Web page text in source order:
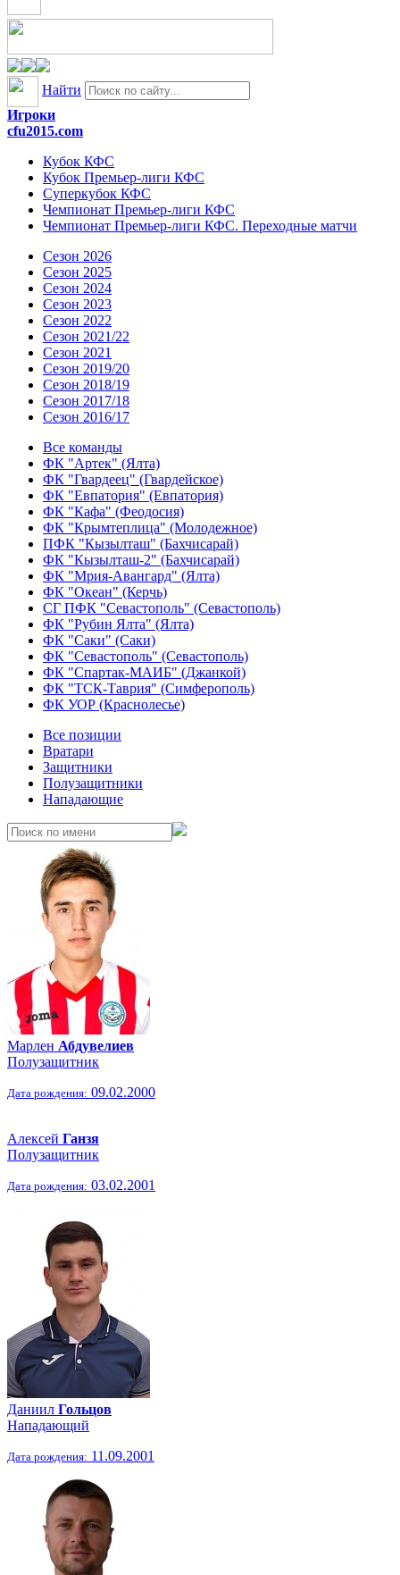
Найти
Игроки
cfu2015.com
Кубок КФС
Кубок Премьер-лиги КФС
Суперкубок КФС
Чемпионат Премьер-лиги КФС
Чемпионат Премьер-лиги КФС. Переходные матчи
Сезон 2026
Сезон 2025
Сезон 2024
Сезон 2023
Сезон 2022
Сезон 2021/22
Сезон 2021
Сезон 2019/20
Сезон 2018/19
Сезон 2017/18
Сезон 2016/17
Все команды
ФК "Артек" (Ялта)
ФК "Гвардеец" (Гвардейское)
ФК "Евпатория" (Евпатория)
ФК "Кафа" (Феодосия)
ФК "Крымтеплица" (Молодежное)
ПФК "Кызылташ" (Бахчисарай)
ФК "Кызылташ-2" (Бахчисарай)
ФК "Мрия-Авангард" (Ялта)
ФК "Океан" (Керчь)
СГ ПФК "Севастополь" (Севастополь)
ФК "Рубин Ялта" (Ялта)
ФК "Саки" (Саки)
ФК "Севастополь" (Севастополь)
ФК "Спартак-МАИБ" (Джанкой)
ФК "ТСК-Таврия" (Симферополь)
ФК УОР (Краснолесье)
Все позиции
Вратари
Защитники
Полузащитники
Нападающие
Марлен Абдувелиев
Полузащитник
Дата рождения: 09.02.2000
Алексей Ганзя
Полузащитник
Дата рождения: 03.02.2001
Даниил Гольцов
Нападающий
Дата рождения: 11.09.2001